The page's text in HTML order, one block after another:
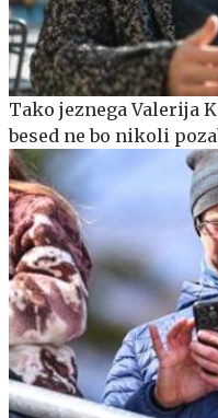
Tako jeznega Valerija
besed ne bo nikoli